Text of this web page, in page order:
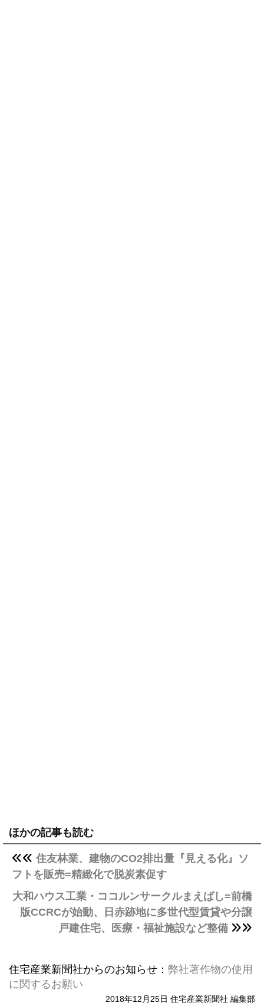
ほかの記事も読む
住友林業、建物のCO2排出量『見える化』ソ
フトを販売=精緻化で脱炭素促す
大和ハウス工業・ココルンサークルまえばし=前橋
版CCRCが始動、日赤跡地に多世代型賃貸や分譲
戸建住宅、医療・福祉施設など整備
住宅産業新聞社からのお知らせ： 弊社著作物の使用
に関するお願い
2018年12月25日 住宅産業新聞社 編集部